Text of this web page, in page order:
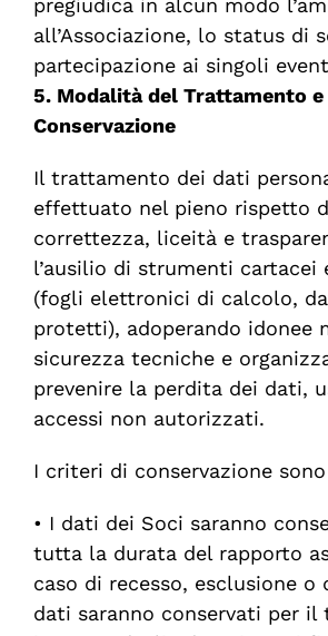
all’Associazione, lo status di
partecipazione ai singoli
5. Modalità del Trattamento e
Conservazione
Il trattamento dei dati
effettuato nel pieno rispetto
correttezza, liceità e
l’ausilio di strumenti cartacei
(fogli elettronici di calcolo,
protetti), adoperando idonee
sicurezza tecniche e
prevenire la perdita dei dati,
accessi non autorizzati.
I criteri di conservazione
• I dati dei Soci saranno
tutta la durata del rapporto
caso di recesso, esclusione o
dati saranno conservati per il